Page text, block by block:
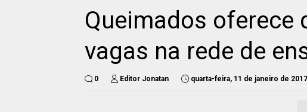
Queimados oferece
vagas na rede de
0 Editor Jonatan quarta-feira, 11 de janeiro de 2017